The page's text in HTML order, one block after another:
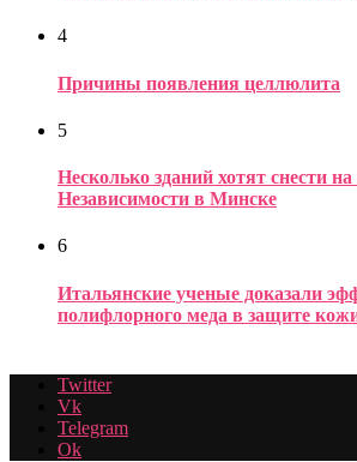
4
Причины появления целлюлита
5
Несколько зданий хотят снести на
Независимости в Минске
6
Итальянские ученые доказали
полифлорного меда в защите
Twitter
Vk
Telegram
Ok